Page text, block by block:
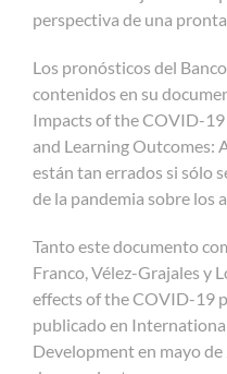
perspectiva de una
Los pronósticos del
contenidos en su
Impacts of the COVID-
and Learning Outcomes:
están tan errados si sólo
de la pandemia sobre los
Tanto este documento
Franco, Vélez-Grajales y
effects of the COVID-19
publicado en
Development en mayo